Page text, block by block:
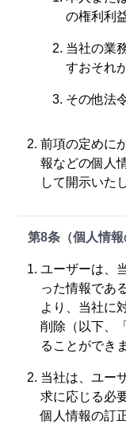
の権利利
当社の業
すおそれ
その他法
前項の定めに
報などの個人
して開示いた
第8条（個人情報
ユーザーは、
った情報であ
より、当社に
削除（以下、
ることができ
当社は、ユー
求に応じる必
個人情報の訂